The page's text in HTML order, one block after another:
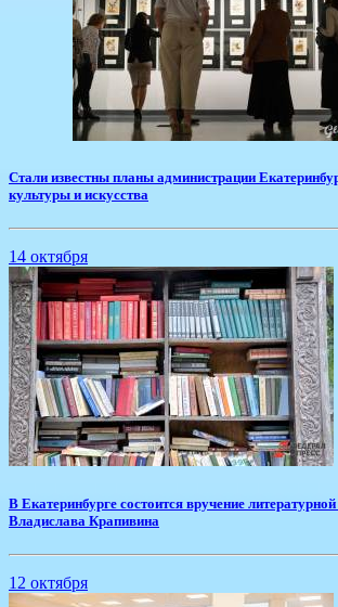
Стали известны планы администрации
культуры и искусства
14 октября
В Екатеринбурге состоится вручение
Владислава Крапивина
12 октября